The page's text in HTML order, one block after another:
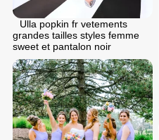
Ulla popkin fr vetements
grandes tailles styles femme
sweet et pantalon noir